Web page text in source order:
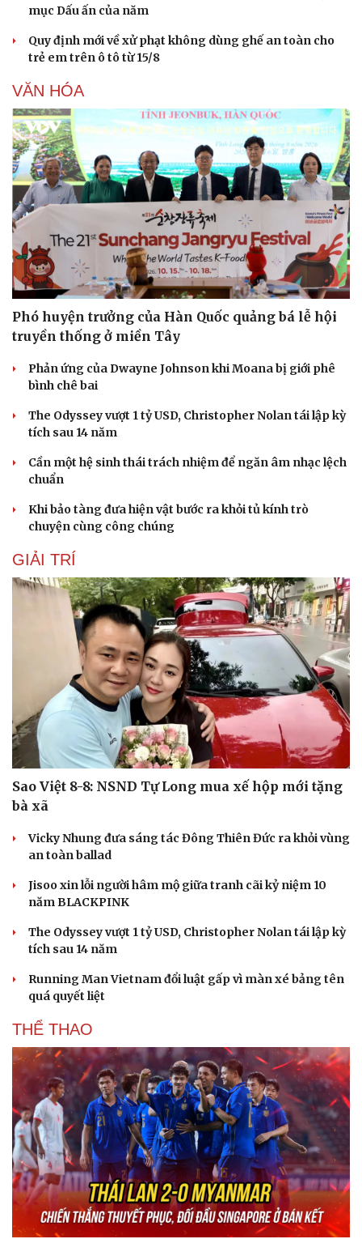
Du lịch
Tư vấn
Săn Tour
Câu chuyện thời sự
Đọc truyện đêm khuya
Cửa sổ tình yêu
Kể chuyện cho bé
Hạt giống tâm hồn
mục Dấu ấn của năm
Quy định mới về xử phạt không dùng ghế an toàn cho
trẻ em trên ô tô từ 15/8
VĂN HÓA
Phó huyện trưởng của Hàn Quốc quảng bá lễ hội
truyền thống ở miền Tây
Phản ứng của Dwayne Johnson khi Moana bị giới phê
bình chê bai
The Odyssey vượt 1 tỷ USD, Christopher Nolan tái lập kỳ
tích sau 14 năm
Cần một hệ sinh thái trách nhiệm để ngăn âm nhạc lệch
chuẩn
Khi bảo tàng đưa hiện vật bước ra khỏi tủ kính trò
chuyện cùng công chúng
GIẢI TRÍ
Sao Việt 8-8: NSND Tự Long mua xế hộp mới tặng
bà xã
Vicky Nhung đưa sáng tác Đông Thiên Đức ra khỏi vùng
an toàn ballad
Jisoo xin lỗi người hâm mộ giữa tranh cãi kỷ niệm 10
năm BLACKPINK
The Odyssey vượt 1 tỷ USD, Christopher Nolan tái lập kỳ
tích sau 14 năm
Running Man Vietnam đổi luật gấp vì màn xé bảng tên
quá quyết liệt
THỂ THAO